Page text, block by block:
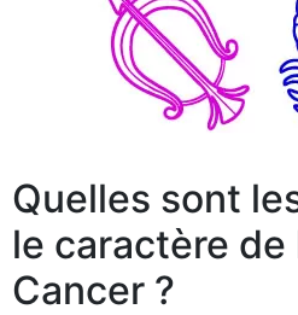
Quelles sont
le caractère de
Cancer ?